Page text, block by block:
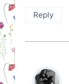
Reply